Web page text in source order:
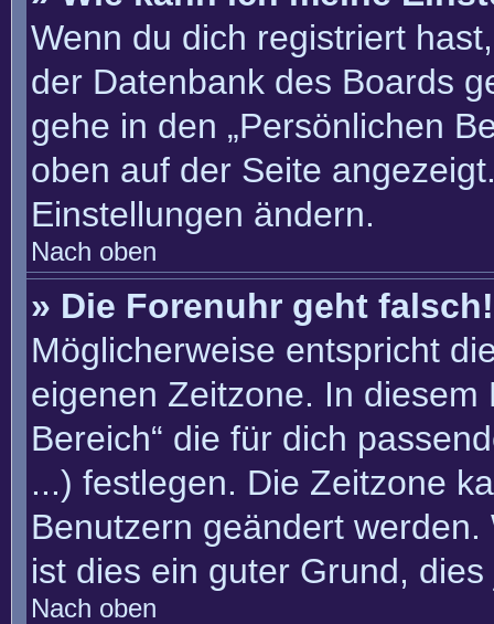
Wenn du dich registriert
der Datenbank des Boards
gehe in den „Persönlichen
oben auf der Seite
Einstellungen ändern.
Nach oben
» Die Forenuhr geht falsch!
Möglicherweise entspricht
eigenen Zeitzone. In diesem
Bereich“ die für dich
...) festlegen. Die Zeitzone
Benutzern geändert
ist dies ein guter Grund,
Nach oben